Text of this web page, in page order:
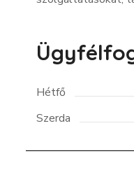
Hétfő
Szerda